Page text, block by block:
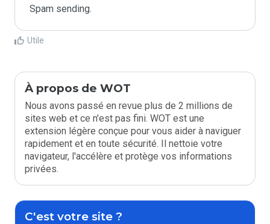
Spam sending.
Utile
À propos de WOT
Nous avons passé en revue plus de 2 millions de
sites web et ce n'est pas fini. WOT est une
extension légère conçue pour vous aider à naviguer
rapidement et en toute sécurité. Il nettoie votre
navigateur, l'accélère et protège vos informations
privées.
C'est votre site ?